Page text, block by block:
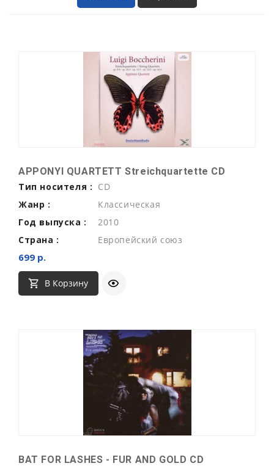
APPONYI QUARTETT Streichquartette CD
Тип носителя : CD
Жанр :
Классическая
Год выпуска :
2010
Страна :
Европейский союз
699 р.
В Корзину
BAT FOR LASHES - FUR AND GOLD CD